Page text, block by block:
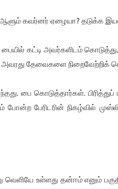
ஆளும் கவர்னர் ஏழையா? தடுக்க
கட்டி அவர்களிடம்
அவரது தேவைகளை
பை கொடுத்தார்கள்.
பேரிடரின் நிகழ்வில்
வெளியே உள்ளது தன்ஈம்